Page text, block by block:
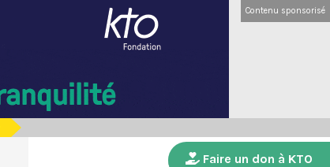
Contenu sponsorisé
Faire un don à KTO